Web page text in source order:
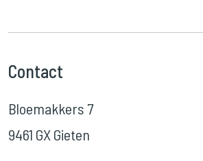
Contact
Bloemakkers 7
9461 GX Gieten